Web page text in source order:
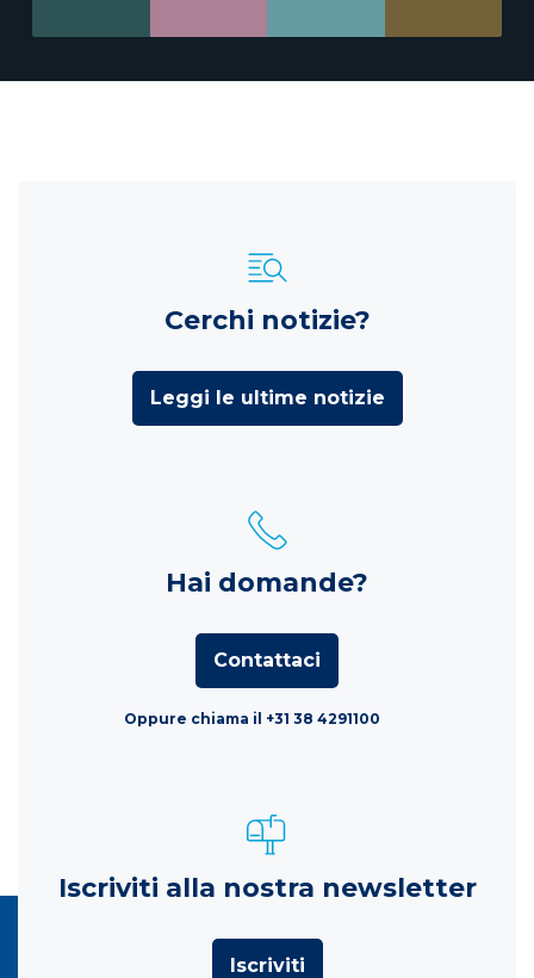
Cerchi notizie?
Leggi le ultime notizie
Hai domande?
Contattaci
Oppure chiama il +31 38 4291100
Iscriviti alla nostra newsletter
Iscriviti